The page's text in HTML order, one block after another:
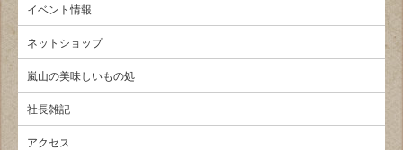
イベント情報
ネットショップ
嵐山の美味しいもの処
社長雑記
アクセス